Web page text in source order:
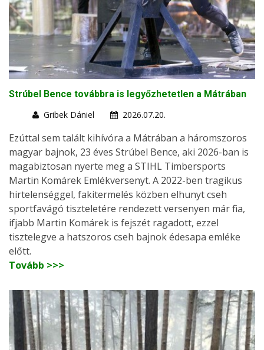
Strúbel Bence továbbra is legyőzhetetlen a Mátrában
Gribek Dániel
2026.07.20.
Ezúttal sem talált kihívóra a Mátrában a háromszoros
magyar bajnok, 23 éves Strúbel Bence, aki 2026-ban is
magabiztosan nyerte meg a STIHL Timbersports
Martin Komárek Emlékversenyt. A 2022-ben tragikus
hirtelenséggel, fakitermelés közben elhunyt cseh
sportfavágó tiszteletére rendezett versenyen már fia,
ifjabb Martin Komárek is fejszét ragadott, ezzel
tisztelegve a hatszoros cseh bajnok édesapa emléke
előtt.
Tovább >>>